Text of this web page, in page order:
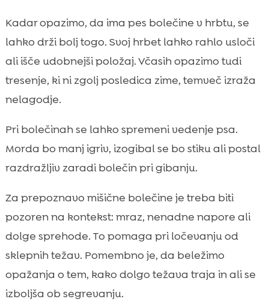
Kadar opazimo, da ima pes bolečine v hrbtu, se
lahko drži bolj togo. Svoj hrbet lahko rahlo usloči
ali išče udobnejši položaj. Včasih opazimo tudi
tresenje, ki ni zgolj posledica zime, temveč izraža
nelagodje.
Pri bolečinah se lahko spremeni vedenje psa.
Morda bo manj igriv, izogibal se bo stiku ali postal
razdražljiv zaradi bolečin pri gibanju.
Za prepoznavo mišične bolečine je treba biti
pozoren na kontekst: mraz, nenadne napore ali
dolge sprehode. To pomaga pri ločevanju od
sklepnih težav. Pomembno je, da beležimo
opažanja o tem, kako dolgo težava traja in ali se
izboljša ob segrevanju.